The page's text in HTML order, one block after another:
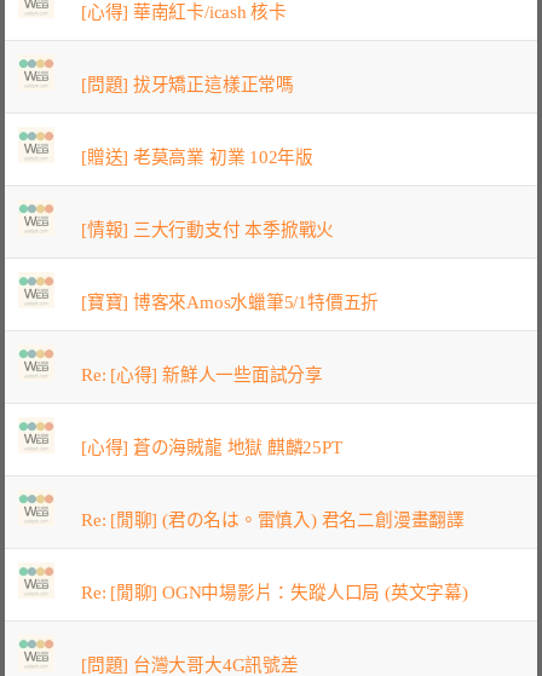
[心得] 華南紅卡/icash 核卡
[問題] 拔牙矯正這樣正常嗎
[贈送] 老莫高業 初業 102年版
[情報] 三大行動支付 本季掀戰火
[寶寶] 博客來Amos水蠟筆5/1特價五折
Re: [心得] 新鮮人一些面試分享
[心得] 蒼の海賊龍 地獄 麒麟25PT
Re: [閒聊] (君の名は。雷慎入) 君名二創漫畫翻譯
Re: [閒聊] OGN中場影片：失蹤人口局 (英文字幕)
[問題] 台灣大哥大4G訊號差